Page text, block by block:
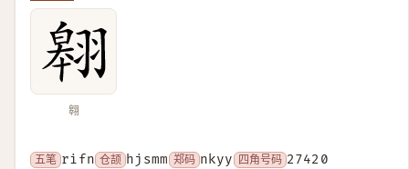
翱
五笔 rifn 仓颉 hjsmm 郑码 nkyy 四角号码 27420